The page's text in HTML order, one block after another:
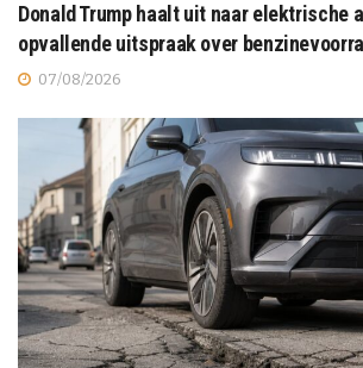
Donald Trump haalt uit naar elektrische
opvallende uitspraak over
07/08/2026